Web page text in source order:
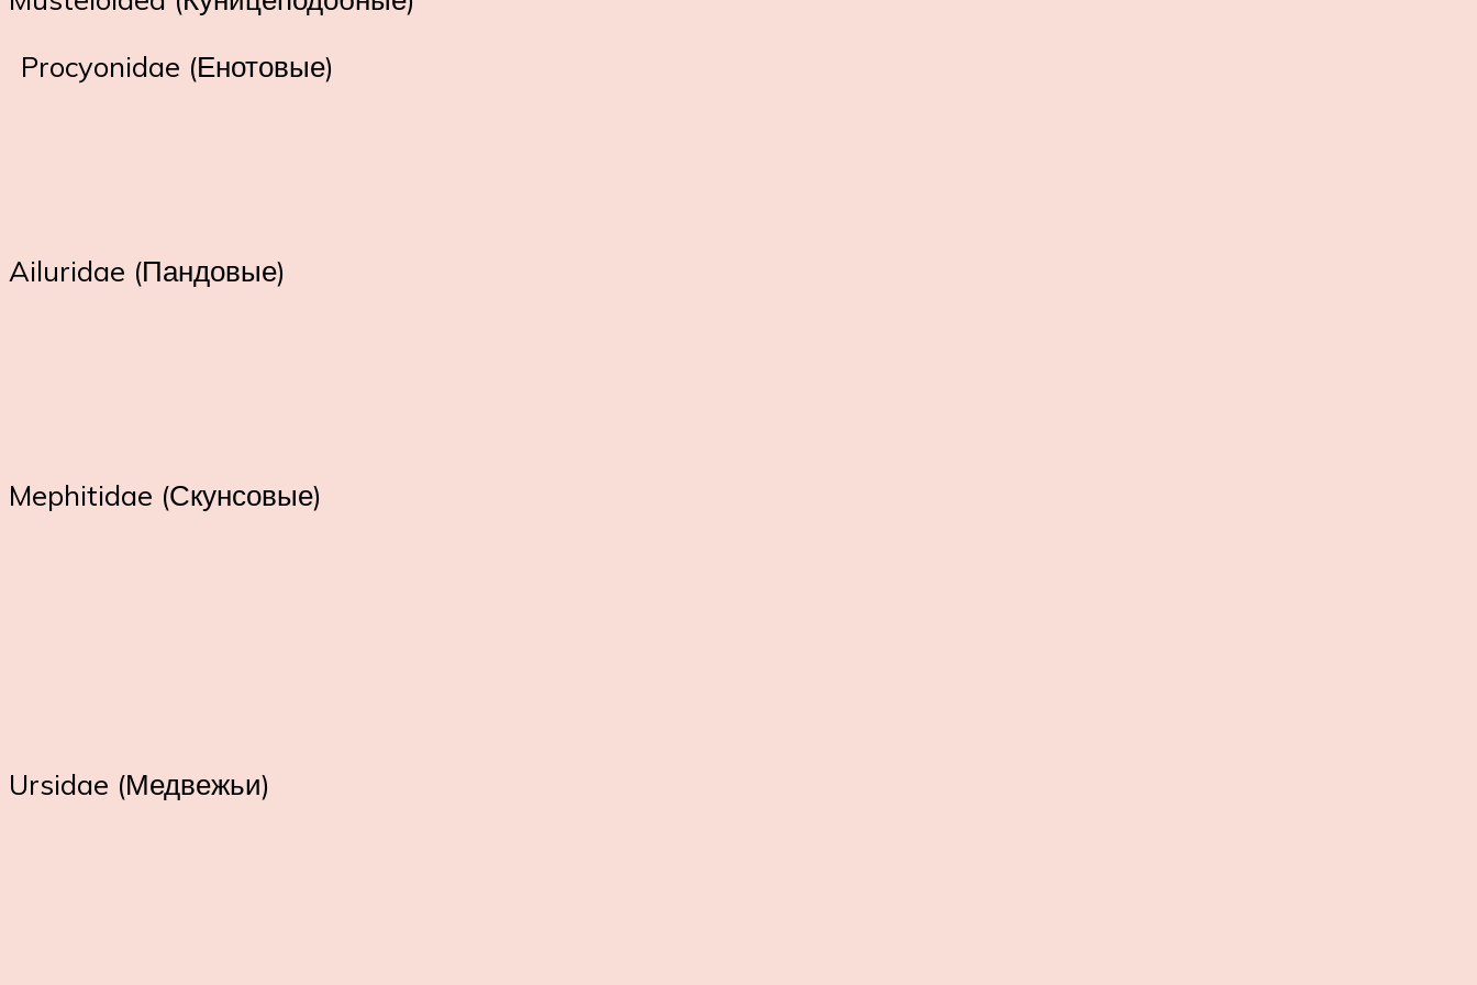
Procyonidae (Енотовые)
Ailuridae (Пандовые)
Mephitidae (Скунсовые)
Ursidae (Медвежьи)